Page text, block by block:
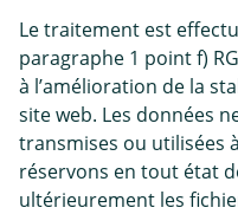
Le traitement est
paragraphe 1 point f)
à l’amélioration de la
site web. Les données
transmises ou utilisées
réservons en tout état
ultérieurement les